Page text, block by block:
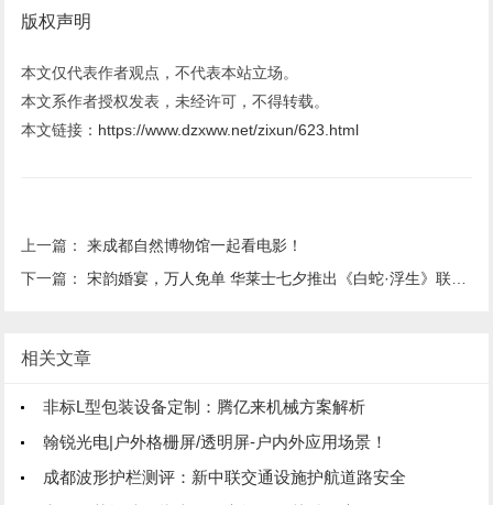
版权声明
本文仅代表作者观点，不代表本站立场。
本文系作者授权发表，未经许可，不得转载。
本文链接： https://www.dzxww.net/zixun/623.html
上一篇：来成都自然博物馆一起看电影！
下一篇：宋韵婚宴，万人免单 华莱士七夕推出《白蛇·浮生》联名活动
相关文章
非标L型包装设备定制：腾亿来机械方案解析
翰锐光电|户外格栅屏/透明屏-户内外应用场景！
成都波形护栏测评：新中联交通设施护航道路安全